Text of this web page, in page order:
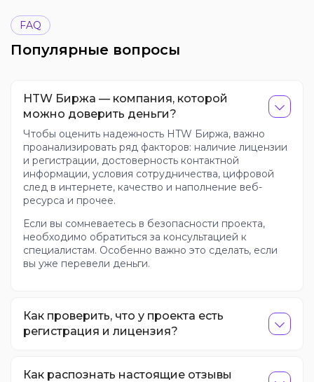
FAQ
Популярные вопросы
HTW Биржа — компания, которой
можно доверить деньги?
Чтобы оценить надежность HTW Биржа, важно
проанализировать ряд факторов: наличие лицензии
и регистрации, достоверность контактной
информации, условия сотрудничества, цифровой
след в интернете, качество и наполнение веб-
ресурса и прочее.
Если вы сомневаетесь в безопасности проекта,
необходимо обратиться за консультацией к
специалистам. Особенно важно это сделать, если
вы уже перевели деньги.
Как проверить, что у проекта есть
регистрация и лицензия?
Как распознать настоящие отзывы